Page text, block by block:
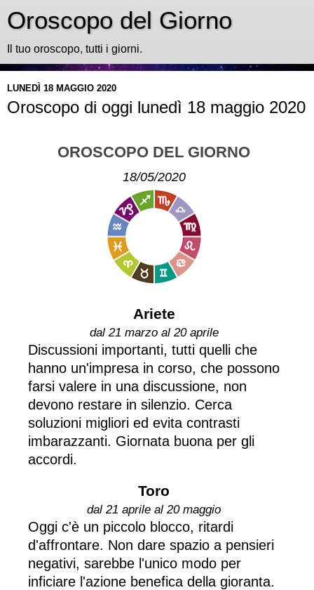
Oroscopo del Giorno
Il tuo oroscopo, tutti i giorni.
LUNEDÌ 18 MAGGIO 2020
Oroscopo di oggi lunedì 18 maggio 2020
OROSCOPO DEL GIORNO
18/05/2020
Ariete
dal 21 marzo al 20 aprile
Discussioni importanti, tutti quelli che
hanno un'impresa in corso, che possono
farsi valere in una discussione, non
devono restare in silenzio. Cerca
soluzioni migliori ed evita contrasti
imbarazzanti. Giornata buona per gli
accordi.
Toro
dal 21 aprile al 20 maggio
Oggi c'è un piccolo blocco, ritardi
d'affrontare. Non dare spazio a pensieri
negativi, sarebbe l'unico modo per
inficiare l'azione benefica della gioranta.